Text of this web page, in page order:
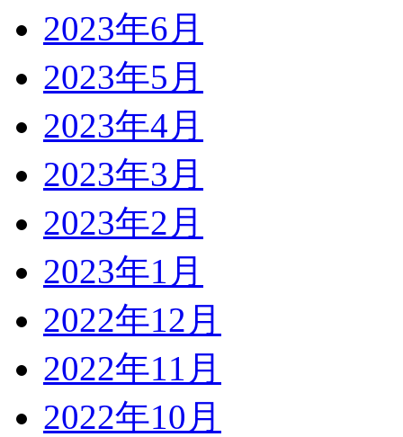
2023年6月
2023年5月
2023年4月
2023年3月
2023年2月
2023年1月
2022年12月
2022年11月
2022年10月